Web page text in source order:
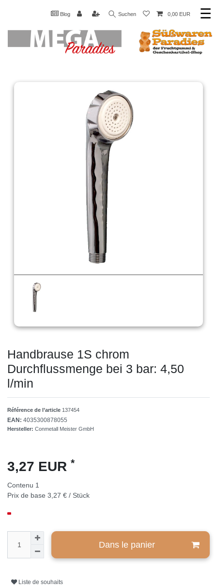
Blog Suchen 0,00 EUR ☰
Handbrause 1S chrom
Durchflussmenge bei 3 bar: 4,50
l/min
Référence de l’article 137454
EAN: 4035300878055
Hersteller: Conmetall Meister GmbH
3,27 EUR *
Contenu 1
Prix de base 3,27 € / Stück
Dans le panier
Liste de souhaits